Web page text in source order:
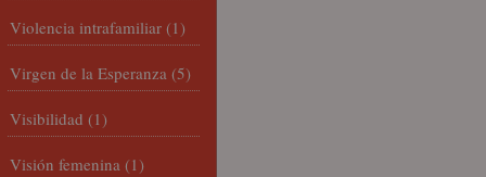
Violencia intrafamiliar (1)
Virgen de la Esperanza (5)
Visibilidad (1)
Visión femenina (1)